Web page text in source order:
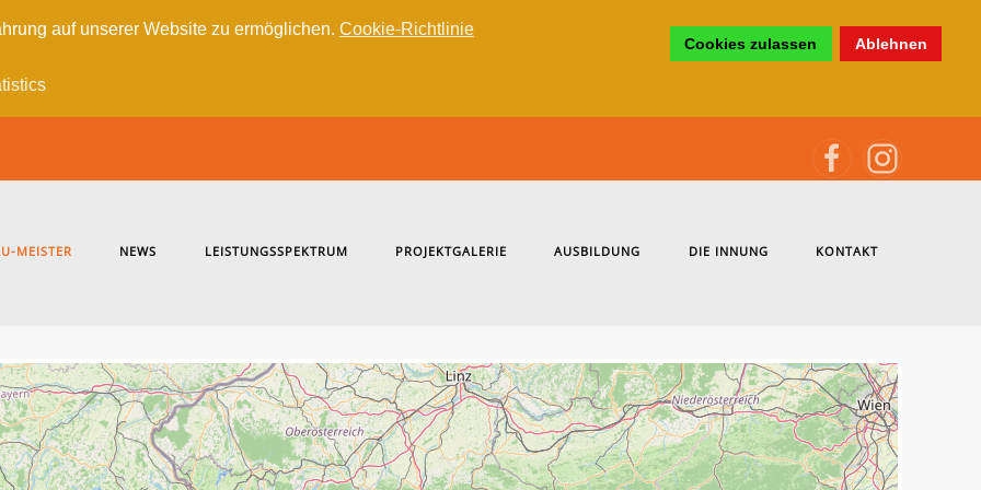
auf unserer Website zu ermöglichen. Cookie-Richtlinie
Cookies zulassen Ablehnen
MEISTER NEWS LEISTUNGSSPEKTRUM PROJEKTGALERIE AUSBILDUNG DIE INNUNG KONTAKT